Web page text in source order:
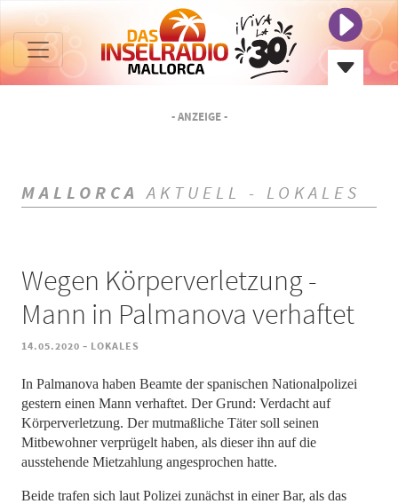
- ANZEIGE -
MALLORCA AKTUELL - LOKALES
Wegen Körperverletzung -
Mann in Palmanova verhaftet
14.05.2020 - LOKALES
In Palmanova haben Beamte der spanischen Nationalpolizei
gestern einen Mann verhaftet. Der Grund: Verdacht auf
Körperverletzung. Der mutmaßliche Täter soll seinen
Mitbewohner verprügelt haben, als dieser ihn auf die
ausstehende Mietzahlung angesprochen hatte.
Beide trafen sich laut Polizei zunächst in einer Bar, als das